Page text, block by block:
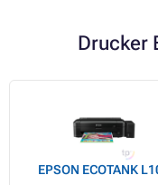
Drucker
EPSON ECOTANK